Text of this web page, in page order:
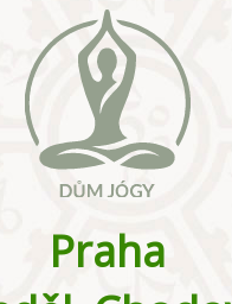
Praha